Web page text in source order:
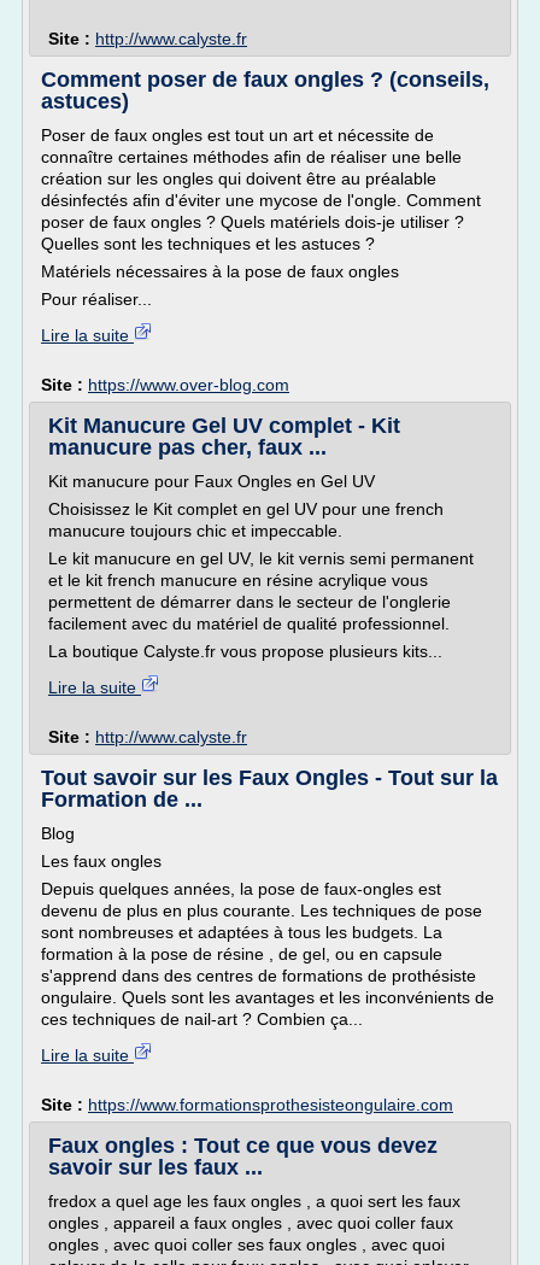
Site : http://www.calyste.fr
Comment poser de faux ongles ? (conseils,
astuces)
Poser de faux ongles est tout un art et nécessite de
connaître certaines méthodes afin de réaliser une belle
création sur les ongles qui doivent être au préalable
désinfectés afin d'éviter une mycose de l'ongle. Comment
poser de faux ongles ? Quels matériels dois-je utiliser ?
Quelles sont les techniques et les astuces ?
Matériels nécessaires à la pose de faux ongles
Pour réaliser...
Lire la suite
Site : https://www.over-blog.com
Kit Manucure Gel UV complet - Kit
manucure pas cher, faux ...
Kit manucure pour Faux Ongles en Gel UV
Choisissez le Kit complet en gel UV pour une french
manucure toujours chic et impeccable.
Le kit manucure en gel UV, le kit vernis semi permanent
et le kit french manucure en résine acrylique vous
permettent de démarrer dans le secteur de l'onglerie
facilement avec du matériel de qualité professionnel.
La boutique Calyste.fr vous propose plusieurs kits...
Lire la suite
Site : http://www.calyste.fr
Tout savoir sur les Faux Ongles - Tout sur la
Formation de ...
Blog
Les faux ongles
Depuis quelques années, la pose de faux-ongles est
devenu de plus en plus courante. Les techniques de pose
sont nombreuses et adaptées à tous les budgets. La
formation à la pose de résine , de gel, ou en capsule
s'apprend dans des centres de formations de prothésiste
ongulaire. Quels sont les avantages et les inconvénients de
ces techniques de nail-art ? Combien ça...
Lire la suite
Site : https://www.formationsprothesisteongulaire.com
Faux ongles : Tout ce que vous devez
savoir sur les faux ...
fredox a quel age les faux ongles , a quoi sert les faux
ongles , appareil a faux ongles , avec quoi coller faux
ongles , avec quoi coller ses faux ongles , avec quoi